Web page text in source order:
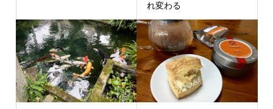
れ変わる